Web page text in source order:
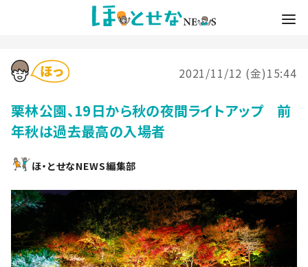
2021/11/12 (金)15:44
栗林公園、19日から秋の夜間ライトアップ 前
年秋は過去最高の入場者
ほ・とせなNEWS編集部